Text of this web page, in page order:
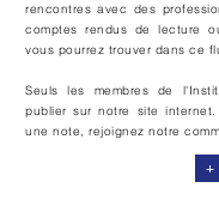
rencontres avec des
comptes rendus de lecture
vous pourrez trouver dans ce
Seuls les membres de
publier sur notre site
une note, rejoignez notre
+